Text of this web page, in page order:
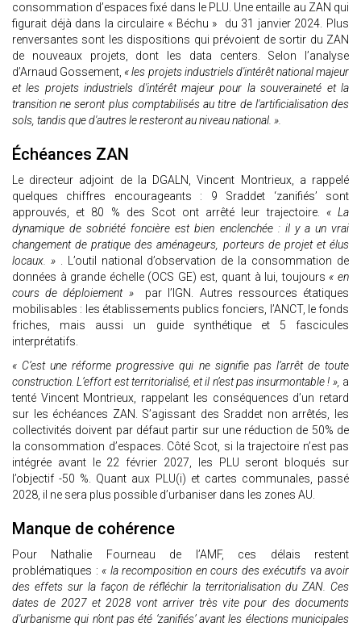
consommation d’espaces fixé dans le PLU. Une entaille au ZAN qui
figurait déjà dans la circulaire « Béchu » du 31 janvier 2024. Plus
renversantes sont les dispositions qui prévoient de sortir du ZAN
de nouveaux projets, dont les data centers. Selon l’analyse
d’Arnaud Gossement, « les projets industriels d'intérêt national majeur
et les projets industriels d'intérêt majeur pour la souveraineté et la
transition ne seront plus comptabilisés au titre de l'artificialisation des
sols, tandis que d'autres le resteront au niveau national. ».
Échéances ZAN
Le directeur adjoint de la DGALN, Vincent Montrieux, a rappelé
quelques chiffres encourageants : 9 Sraddet ‘zanifiés’ sont
approuvés, et 80 % des Scot ont arrêté leur trajectoire. « La
dynamique de sobriété foncière est bien enclenchée : il y a un vrai
changement de pratique des aménageurs, porteurs de projet et élus
locaux. » . L’outil national d’observation de la consommation de
données à grande échelle (OCS GE) est, quant à lui, toujours « en
cours de déploiement »
par l’IGN. Autres ressources étatiques
mobilisables : les établissements publics fonciers, l’ANCT, le fonds
friches, mais aussi un guide synthétique et 5 fascicules
interprétatifs.
« C’est une réforme progressive qui ne signifie pas l’arrêt de toute
construction. L’effort est territorialisé, et il n’est pas insurmontable ! », a
tenté Vincent Montrieux, rappelant les conséquences d’un retard
sur les échéances ZAN. S’agissant des Sraddet non arrêtés, les
collectivités doivent par défaut partir sur une réduction de 50% de
la consommation d’espaces. Côté Scot, si la trajectoire n’est pas
intégrée avant le 22 février 2027, les PLU seront bloqués sur
l’objectif -50 %. Quant aux PLU(i) et cartes communales, passé
2028, il ne sera plus possible d’urbaniser dans les zones AU.
Manque de cohérence
Pour Nathalie Fourneau de l’AMF, ces délais restent
problématiques : « la recomposition en cours des exécutifs va avoir
des effets sur la façon de réfléchir la territorialisation du ZAN. Ces
dates de 2027 et 2028 vont arriver très vite pour des documents
d'urbanisme qui n’ont pas été ‘zanifiés’ avant les élections municipales